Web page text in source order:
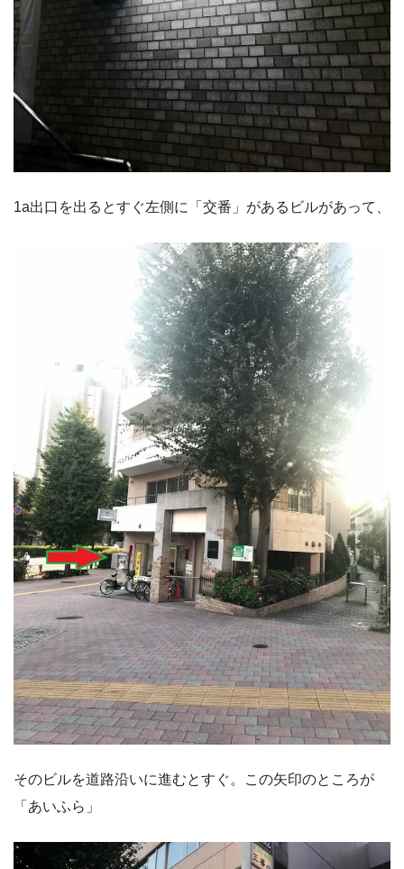
1a出口を出るとすぐ左側に「交番」があるビルがあって、
そのビルを道路沿いに進むとすぐ。この矢印のところが
「あいふら」